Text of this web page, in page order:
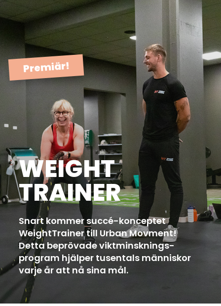
Premiär!
WEIGHT
TRAINER
Snart kommer succé-konceptet
WeightTrainer till Urban Movment!
Detta beprövade viktminsknings-
program hjälper tusentals människor
varje år att nå sina mål.